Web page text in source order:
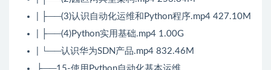
| ├──(3)认识自动化运维和Python程序.mp4 427.10M
| ├──(4)Python实用基础.mp4 1.00G
| └──认识华为SDN产品.mp4 832.46M